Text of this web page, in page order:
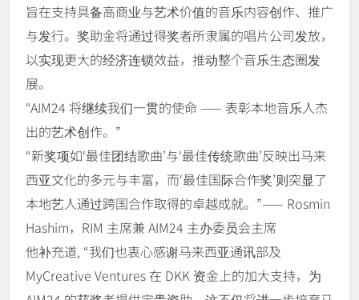
旨在支持具备高商业与艺术价值的音乐内容创作、推广
与发行。奖助金将通过得奖者所隶属的唱片公司发放，
以实现更大的经济连锁效益，推动整个音乐生态圈发
展。
“AIM24 将继续我们一贯的使命 —— 表彰本地音乐人杰
出的艺术创作。”
“新奖项如‘最佳团结歌曲’与‘最佳传统歌曲’反映出马来
西亚文化的多元与丰富，而‘最佳国际合作奖’则突显了
本地艺人通过跨国合作取得的卓越成就。”—— Rosmin
Hashim，RIM 主席兼 AIM24 主办委员会主席
他补充道, “我们也衷心感谢马来西亚通讯部及
MyCreative Ventures 在 DKK 资金上的加大支持，为